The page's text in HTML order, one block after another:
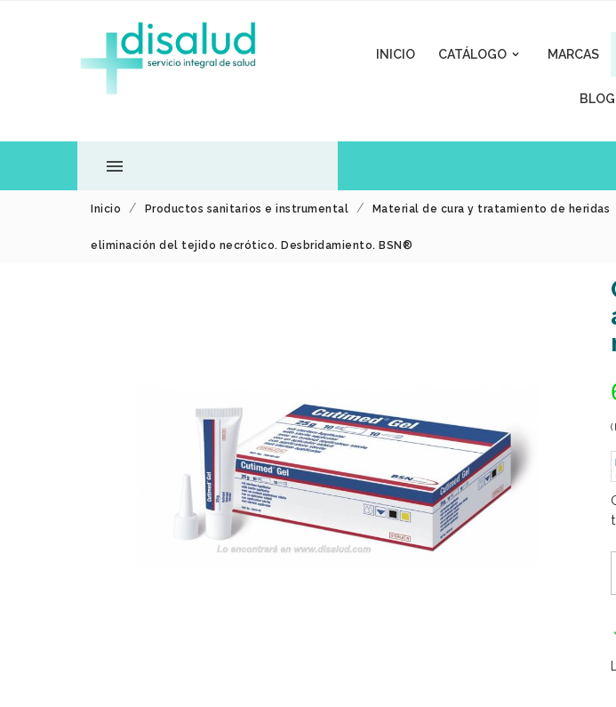
INICIO 
CATÁLOGO MARCAS
BLOG

TODOS LOS
Inicio Productos sanitarios e instrumental Material de cura y tratamiento de heridas
eliminación del tejido necrótico. Desbridamiento. BSN®